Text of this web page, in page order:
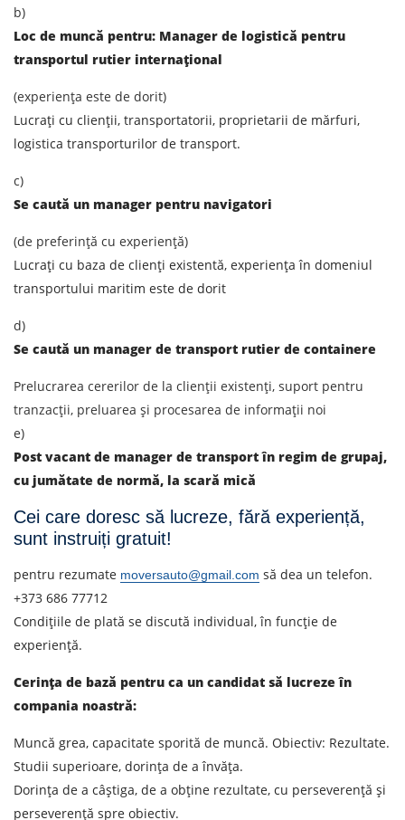
b)
Loc de muncă pentru: Manager de logistică pentru
transportul rutier internațional
(experiența este de dorit)
Lucrați cu clienții, transportatorii, proprietarii de mărfuri,
logistica transporturilor de transport.
c)
Se caută un manager pentru navigatori
(de preferință cu experiență)
Lucrați cu baza de clienți existentă, experiența în domeniul
transportului maritim este de dorit
d)
Se caută un manager de transport rutier de containere
Prelucrarea cererilor de la clienții existenți, suport pentru
tranzacții, preluarea și procesarea de informații noi
e)
Post vacant de manager de transport în regim de grupaj,
cu jumătate de normă, la scară mică
Cei care doresc să lucreze, fără experiență,
sunt instruiți gratuit!
pentru rezumate moversauto@gmail.com să dea un telefon.
+373 686 77712
Condițiile de plată se discută individual, în funcție de
experiență.
Cerința de bază pentru ca un candidat să lucreze în
compania noastră:
Muncă grea, capacitate sporită de muncă. Obiectiv: Rezultate.
Studii superioare, dorința de a învăța.
Dorința de a câștiga, de a obține rezultate, cu perseverență și
perseverență spre obiectiv.